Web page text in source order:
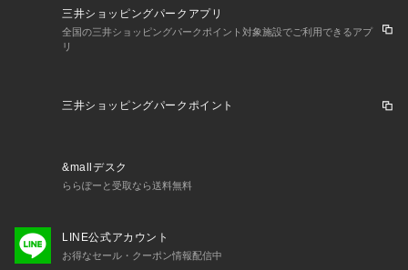
楽な着け心地と安定感やホールド感が欲しい方
＜商品仕様＞
・サイドボーンあり（樹脂製）
・ストラップ長さ調節可能（取り外し不可）
・68620 ブラジャー（B・C・D）
・68621 ブラジャー（E・F）
三井ショッピングパークアプリ
全国の三井ショッピングパークポイント対象施設でご利用できるアプ
リ
三井ショッピングパークポイント
&mallデスク
ららぽーと受取なら送料無料
LINE公式アカウント
お得なセール・クーポン情報配信中